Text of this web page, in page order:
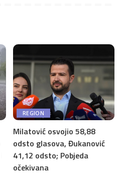
REGION
Milatović osvojio 58,88
odsto glasova, Đukanović
41,12 odsto; Pobjeda
očekivana